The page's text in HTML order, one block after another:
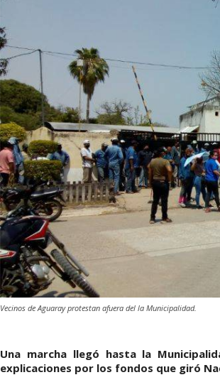
Vecinos de Aguaray protestan afuera del la Municipalidad.
Una marcha llegó hasta la
explicaciones por los fondos que giró